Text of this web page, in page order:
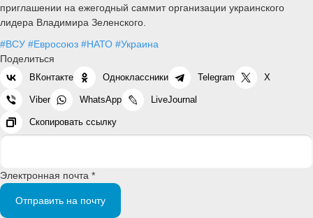
приглашении на ежегодный саммит организации украинского
лидера Владимира Зеленского.
#ВСУ #Евросоюз #НАТО #Украина
Поделиться
ВКонтакте Одноклассники Telegram X
Viber WhatsApp LiveJournal
Скопировать ссылку
Электронная почта *
Отправить на почту